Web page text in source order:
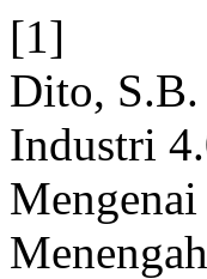
[1]
Dito,
Industri